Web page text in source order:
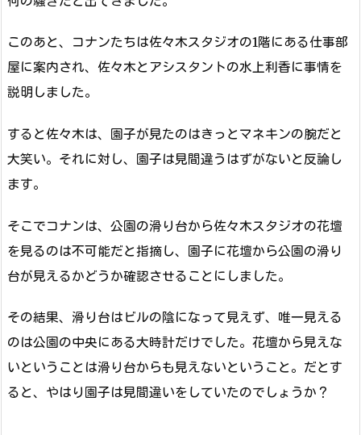
このあと、コナンたちは佐々木スタジオの1階にある仕事部
屋に案内され、佐々木とアシスタントの水上利香に事情を
説明しました。
すると佐々木は、園子が見たのはきっとマネキンの腕だと
大笑い。それに対し、園子は見間違うはずがないと反論し
ます。
そこでコナンは、公園の滑り台から佐々木スタジオの花壇
を見るのは不可能だと指摘し、園子に花壇から公園の滑り
台が見えるかどうか確認させることにしました。
その結果、滑り台はビルの陰になって見えず、唯一見える
のは公園の中央にある大時計だけでした。花壇から見えな
いということは滑り台からも見えないということ。だとす
ると、やはり園子は見間違いをしていたのでしょうか？